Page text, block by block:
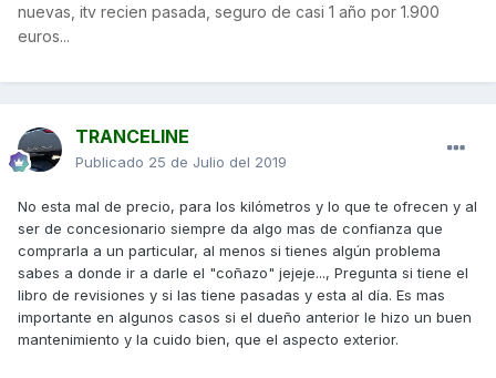
nuevas, itv recien pasada, seguro de casi 1 año por 1.900
euros...
TRANCELINE
Publicado 25 de Julio del 2019
No esta mal de precio, para los kilómetros y lo que te ofrecen y al
ser de concesionario siempre da algo mas de confianza que
comprarla a un particular, al menos si tienes algún problema
sabes a donde ir a darle el "coñazo" jejeje..., Pregunta si tiene el
libro de revisiones y si las tiene pasadas y esta al día. Es mas
importante en algunos casos si el dueño anterior le hizo un buen
mantenimiento y la cuido bien, que el aspecto exterior.